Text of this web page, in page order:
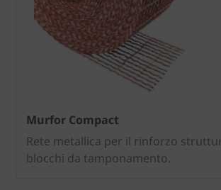
Murfor Compact
Rete metallica per il rinforzo
blocchi da tamponamento.